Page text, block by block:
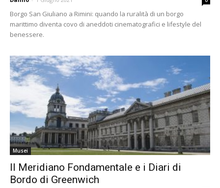
Borgo San Giuliano a Rimini: quando la ruralità di un borgo
marittimo diventa covo di aneddoti cinematografici e lifestyle del
benessere.
Musei
Il Meridiano Fondamentale e i Diari di
Bordo di Greenwich